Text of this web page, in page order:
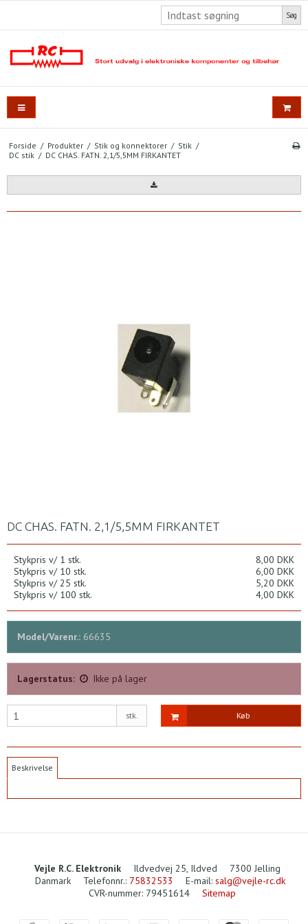
Søg
Forside / Produkter / Stik og konnektorer / Stik /
DC stik / DC CHAS. FATN. 2,1/5,5MM FIRKANTET
DC CHAS. FATN. 2,1/5,5MM FIRKANTET
Stykpris v/ 1 stk.
8,00 DKK
Stykpris v/ 10 stk.
6,00 DKK
Stykpris v/ 25 stk.
5,20 DKK
Stykpris v/ 100 stk.
4,00 DKK
Model/Varenr.: 66635
Lagerstatus: Ikke på lager
stk. Køb
Beskrivelse
Vejle R.C. Elektronik Ildvedvej 25, Ildved
7300 Jelling
Danmark
Telefonnr.: 75832533 E-mail: salg@vejle-rc.dk
CVR-nummer: 79451614 Sitemap